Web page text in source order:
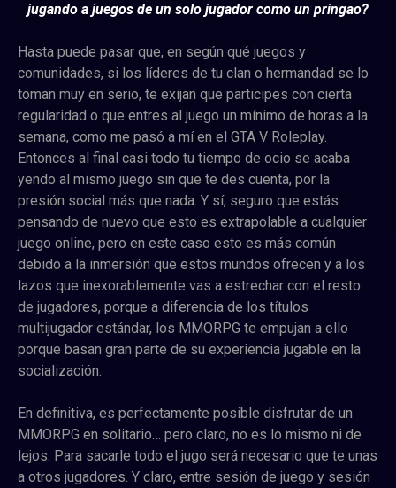
jugando a juegos de un solo jugador como un pringao?
Hasta puede pasar que, en según qué juegos y
comunidades, si los líderes de tu clan o hermandad se lo
toman muy en serio, te exijan que participes con cierta
regularidad o que entres al juego un mínimo de horas a la
semana, como me pasó a mí en el GTA V Roleplay.
Entonces al final casi todo tu tiempo de ocio se acaba
yendo al mismo juego sin que te des cuenta, por la
presión social más que nada. Y sí, seguro que estás
pensando de nuevo que esto es extrapolable a cualquier
juego online, pero en este caso esto es más común
debido a la inmersión que estos mundos ofrecen y a los
lazos que inexorablemente vas a estrechar con el resto
de jugadores, porque a diferencia de los títulos
multijugador estándar, los MMORPG te empujan a ello
porque basan gran parte de su experiencia jugable en la
socialización.
En definitiva, es perfectamente posible disfrutar de un
MMORPG en solitario… pero claro, no es lo mismo ni de
lejos. Para sacarle todo el jugo será necesario que te unas
a otros jugadores. Y claro, entre sesión de juego y sesión